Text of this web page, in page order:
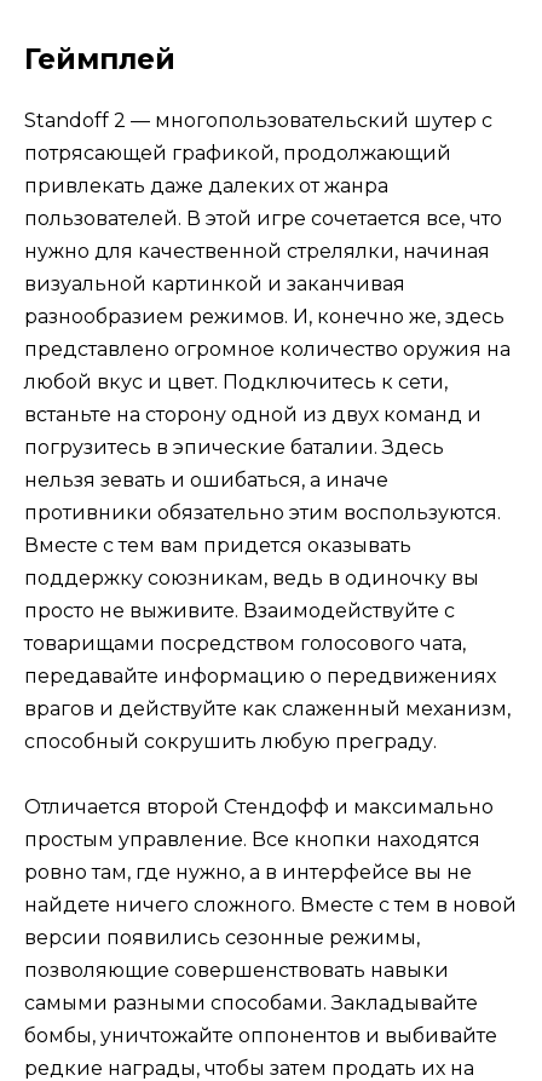
Геймплей
Standoff 2 — многопользовательский шутер с
потрясающей графикой, продолжающий
привлекать даже далеких от жанра
пользователей. В этой игре сочетается все, что
нужно для качественной стрелялки, начиная
визуальной картинкой и заканчивая
разнообразием режимов. И, конечно же, здесь
представлено огромное количество оружия на
любой вкус и цвет. Подключитесь к сети,
встаньте на сторону одной из двух команд и
погрузитесь в эпические баталии. Здесь
нельзя зевать и ошибаться, а иначе
противники обязательно этим воспользуются.
Вместе с тем вам придется оказывать
поддержку союзникам, ведь в одиночку вы
просто не выживите. Взаимодействуйте с
товарищами посредством голосового чата,
передавайте информацию о передвижениях
врагов и действуйте как слаженный механизм,
способный сокрушить любую преграду.
Отличается второй Стендофф и максимально
простым управление. Все кнопки находятся
ровно там, где нужно, а в интерфейсе вы не
найдете ничего сложного. Вместе с тем в новой
версии появились сезонные режимы,
позволяющие совершенствовать навыки
самыми разными способами. Закладывайте
бомбы, уничтожайте оппонентов и выбивайте
редкие награды, чтобы затем продать их на